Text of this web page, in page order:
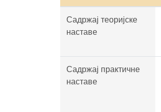
Садржај теоријске
наставе
Садржај практичне
наставе